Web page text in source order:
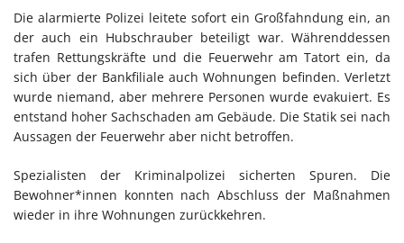
Die alarmierte Polizei leitete sofort ein Großfahndung ein, an
der auch ein Hubschrauber beteiligt war. Währenddessen
trafen Rettungskräfte und die Feuerwehr am Tatort ein, da
sich über der Bankfiliale auch Wohnungen befinden. Verletzt
wurde niemand, aber mehrere Personen wurde evakuiert. Es
entstand hoher Sachschaden am Gebäude. Die Statik sei nach
Aussagen der Feuerwehr aber nicht betroffen.
Spezialisten der Kriminalpolizei sicherten Spuren. Die
Bewohner*innen konnten nach Abschluss der Maßnahmen
wieder in ihre Wohnungen zurückkehren.